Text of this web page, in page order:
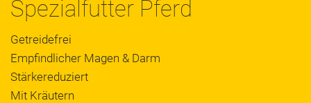
Spezialfutter Pferd
Getreidefrei
Empfindlicher Magen & Darm
Stärkereduziert
Mit Kräutern